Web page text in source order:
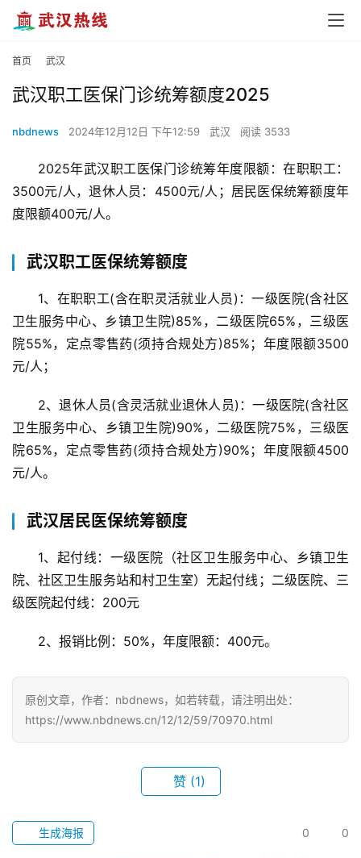
首页 武汉
武汉职工医保门诊统筹额度2025
nbdnews 2024年12月12日 下午12:59 武汉 阅读 3533
2025年武汉职工医保门诊统筹年度限额：在职职工：
3500元/人，退休人员：4500元/人；居民医保统筹额度年
度限额400元/人。
武汉职工医保统筹额度
1、在职职工(含在职灵活就业人员)：一级医院(含社区
卫生服务中心、乡镇卫生院)85%，二级医院65%，三级医
院55%，定点零售药(须持合规处方)85%；年度限额3500
元/人；
2、退休人员(含灵活就业退休人员)：一级医院(含社区
卫生服务中心、乡镇卫生院)90%，二级医院75%，三级医
院65%，定点零售药(须持合规处方)90%；年度限额4500
元/人。
武汉居民医保统筹额度
1、起付线：一级医院（社区卫生服务中心、乡镇卫生
院、社区卫生服务站和村卫生室）无起付线；二级医院、三
级医院起付线：200元
2、报销比例：50%，年度限额：400元。
原创文章，作者：nbdnews，如若转载，请注明出处：
https://www.nbdnews.cn/12/12/59/70970.html
赞 (1)
0 0
生成海报